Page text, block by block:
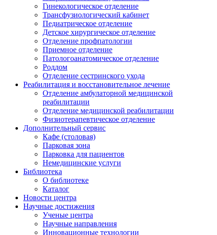
Гинекологическое отделение
Трансфузиологический кабинет
Педиатрическое отделение
Детское хирургическое отделение
Отделение профпатологии
Приемное отделение
Патологоанатомическое отделение
Роддом
Отделение сестринского ухода
Реабилитация и восстановительное лечение
Отделение амбулаторной медицинской
реабилитации
Отделение медицинской реабилитации
Физиотерапевтическое отделение
Дополнительный сервис
Кафе (столовая)
Парковая зона
Парковка для пациентов
Немедицинские услуги
Библиотека
О библиотеке
Каталог
Новости центра
Научные достижения
Ученые центра
Научные направления
Инновационные технологии